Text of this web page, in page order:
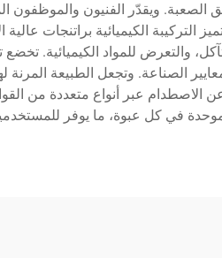
ويقدّر الفنيون والموظفون
التركيبة الكيميائية
والتعرض للمواد الكيميائية.
الصناعة. وتجعل الطبيعة
عن الاصطدام عبر أنواع متعددة
في كل عبوة، ما يوفر